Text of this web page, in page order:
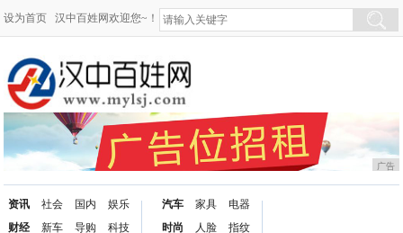
设为首页 汉中百姓网欢迎您~！
广告
资讯
财经
社会
新车
国内
导购
娱乐
科技
汽车
时尚
家具
人脸
电器
指纹